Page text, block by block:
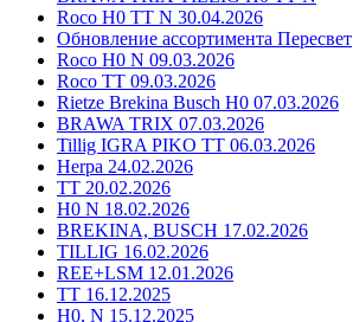
Roco H0 TT N 30.04.2026
Обновление ассортимента Пересвет
Roco H0 N 09.03.2026
Roco TT 09.03.2026
Rietze Brekina Busch H0 07.03.2026
BRAWA TRIX 07.03.2026
Tillig IGRA PIKO TT 06.03.2026
Herpa 24.02.2026
TT 20.02.2026
H0 N 18.02.2026
BREKINA, BUSCH 17.02.2026
TILLIG 16.02.2026
REE+LSM 12.01.2026
TT 16.12.2025
H0, N 15.12.2025